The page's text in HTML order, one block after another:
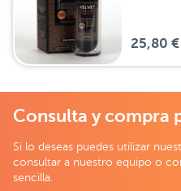
25,80 €
Consulta y compra
Si lo deseas puedes utilizar
consultar a nuestro equipo o
sencilla.